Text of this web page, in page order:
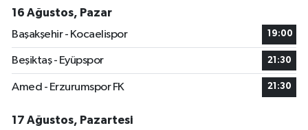
16 Ağustos, Pazar
Başakşehir - Kocaelispor
19:00
Beşiktaş - Eyüpspor 21:30
Amed - Erzurumspor FK 21:30
17 Ağustos, Pazartesi